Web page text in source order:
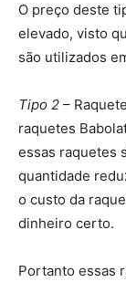
O preço deste
elevado, visto
são utilizados
Tipo 2 –
raquetes
essas raquetes
quantidade
o custo da
dinheiro certo.
Portanto essas